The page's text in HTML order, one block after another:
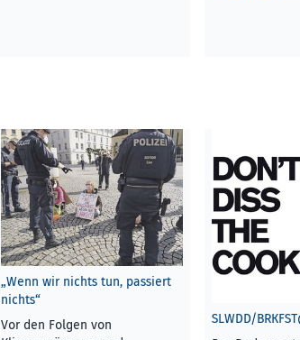
„Wenn wir nichts tun, passiert
nichts“
Vor den Folgen von
SLWDD/